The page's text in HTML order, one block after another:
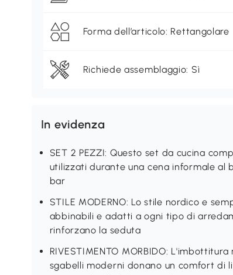
Forma dell’articolo: Rettangolare
Richiede assemblaggio: Sì
In evidenza
SET 2 PEZZI: Questo set da cucina
utilizzati durante una cena informale al
bar
STILE MODERNO: Lo stile nordico e
abbinabili e adatti a ogni tipo di
rinforzano la seduta
RIVESTIMENTO MORBIDO:
sgabelli moderni donano un comfort di